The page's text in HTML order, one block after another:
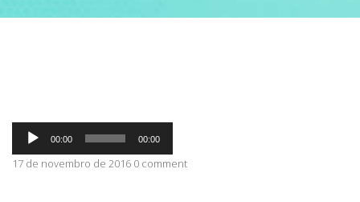
CONTATO
Tocador
áudio
00:00 00:00
17 de novembro de 2016 0 comment